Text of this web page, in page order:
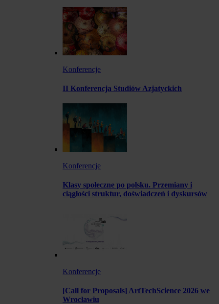
Konferencje
II Konferencja Studiów Azjatyckich
Konferencje
Klasy społeczne po polsku. Przemiany i
ciągłości struktur, doświadczeń i dyskursów
Konferencje
[Call for Proposals] ArtTechScience 2026 we
Wrocławiu